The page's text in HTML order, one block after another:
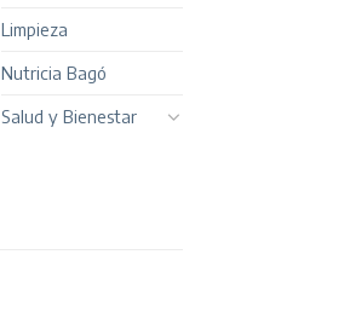
Limpieza
Nutricia Bagó
Salud y Bienestar